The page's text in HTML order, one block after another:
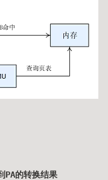
PA的转换结果